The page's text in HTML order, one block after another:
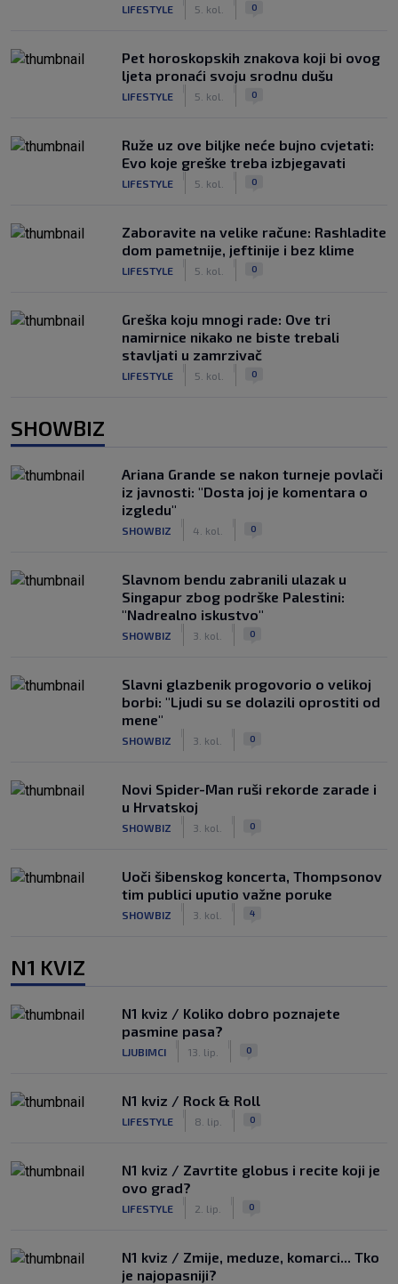
LIFESTYLE 5. kol. 0
Pet horoskopskih znakova koji bi ovog
ljeta pronaći svoju srodnu dušu
LIFESTYLE 5. kol. 0
Ruže uz ove biljke neće bujno cvjetati:
Evo koje greške treba izbjegavati
LIFESTYLE 5. kol. 0
Zaboravite na velike račune: Rashladite
dom pametnije, jeftinije i bez klime
LIFESTYLE 5. kol. 0
Greška koju mnogi rade: Ove tri
namirnice nikako ne biste trebali
stavljati u zamrzivač
LIFESTYLE 5. kol. 0
SHOWBIZ
Ariana Grande se nakon turneje povlači
iz javnosti: "Dosta joj je komentara o
izgledu"
SHOWBIZ 4. kol. 0
Slavnom bendu zabranili ulazak u
Singapur zbog podrške Palestini:
"Nadrealno iskustvo"
SHOWBIZ 3. kol. 0
Slavni glazbenik progovorio o velikoj
borbi: "Ljudi su se dolazili oprostiti od
mene"
SHOWBIZ 3. kol. 0
Novi Spider-Man ruši rekorde zarade i
u Hrvatskoj
SHOWBIZ 3. kol. 0
Uoči šibenskog koncerta, Thompsonov
tim publici uputio važne poruke
SHOWBIZ 3. kol. 4
N1 KVIZ
N1 kviz / Koliko dobro poznajete
pasmine pasa?
LJUBIMCI 13. lip. 0
N1 kviz / Rock & Roll
LIFESTYLE 8. lip. 0
N1 kviz / Zavrtite globus i recite koji je
ovo grad?
LIFESTYLE 2. lip. 0
N1 kviz / Zmije, meduze, komarci... Tko
je najopasniji?